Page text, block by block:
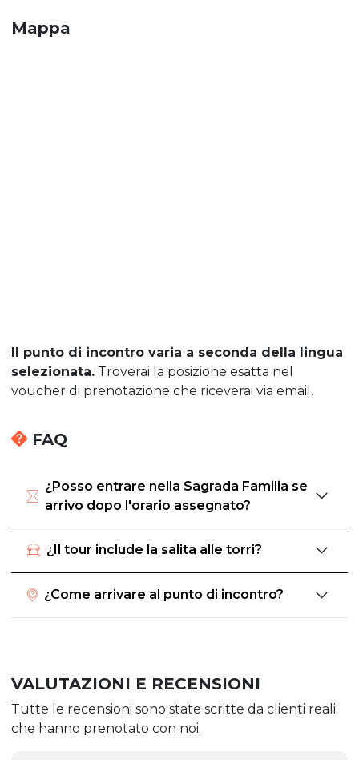
Mappa
Il punto di incontro varia a seconda della lingua
selezionata. Troverai la posizione esatta nel
voucher di prenotazione che riceverai via email.
FAQ
¿Posso entrare nella Sagrada Familia se
arrivo dopo l'orario assegnato?
¿Il tour include la salita alle torri?
¿Come arrivare al punto di incontro?
VALUTAZIONI E RECENSIONI
Tutte le recensioni sono state scritte da clienti reali
che hanno prenotato con noi.